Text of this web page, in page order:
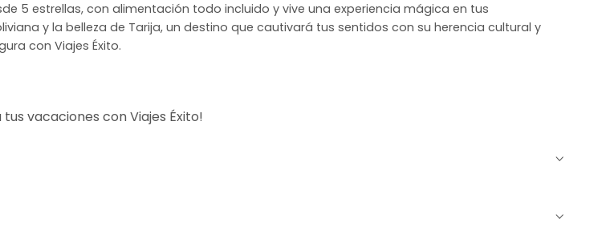
5 estrellas, con alimentación todo incluido y vive una experiencia mágica en tus
y la belleza de Tarija, un destino que cautivará tus sentidos con su herencia cultural y
con Viajes Éxito.
vacaciones con Viajes Éxito!